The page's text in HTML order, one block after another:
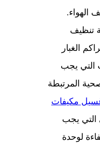
الهواء.
تنظيف
الغبار
التي يجب
المرتبطة
مكيفات
التي يجب
لوحدة